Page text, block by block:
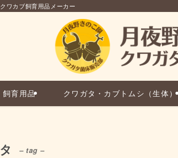
ワカブ飼育用品メーカー
飼育用品 クワガタ・カブトムシ（生体）
– tag –